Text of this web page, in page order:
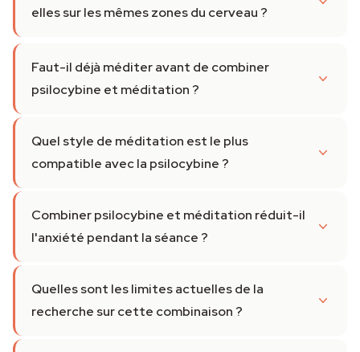
elles sur les mêmes zones du cerveau ?
Faut-il déjà méditer avant de combiner
psilocybine et méditation ?
Quel style de méditation est le plus
compatible avec la psilocybine ?
Combiner psilocybine et méditation réduit-il
l'anxiété pendant la séance ?
Quelles sont les limites actuelles de la
recherche sur cette combinaison ?